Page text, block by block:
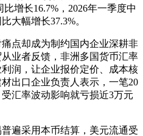
增长16.7%，2026年一季度中
大幅增长37.3%。
却成为制约国内企业深耕非
业者反馈，非洲多国货币汇率
润，让企业报价定价、成本核
出口企业负责人表示，一笔20
汇率波动影响就亏损近3万元
采用本币结算，美元流通受